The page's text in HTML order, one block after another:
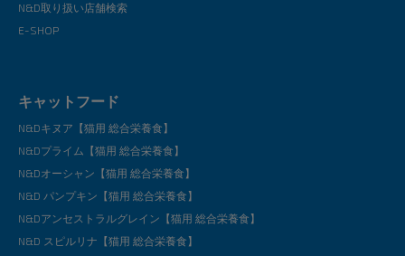
N&D取り扱い店舗検索
E-SHOP
キャットフード
N&Dキヌア【猫用 総合栄養食】
N&Dプライム【猫用 総合栄養食】
N&Dオーシャン【猫用 総合栄養食】
N&D パンプキン【猫用 総合栄養食】
N&Dアンセストラルグレイン【猫用 総合栄養食】
N&D スピルリナ【猫用 総合栄養食】